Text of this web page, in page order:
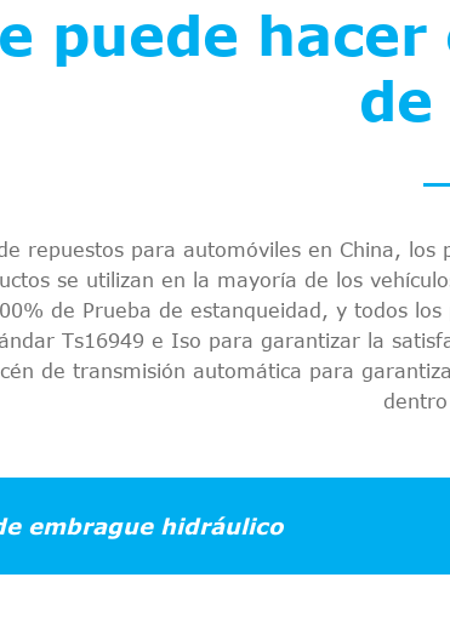
puede
de
repuestos para automóviles en China,
se utilizan en la mayoría de los
de Prueba de estanqueidad, y todos
Ts16949 e Iso para garantizar la
de transmisión automática para
embrague hidráulico